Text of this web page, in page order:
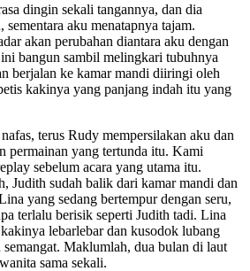
dingin sekali tangannya, dan dia
aku menatapnya tajam.
akan perubahan diantara aku dengan
bangun sambil melingkari tubuhnya
berjalan ke kamar mandi diiringi oleh
kakinya yang panjang indah itu yang
terus Rudy mempersilakan aku dan
permainan yang tertunda itu. Kami
sebelum acara yang utama itu.
Judith sudah balik dari kamar mandi dan
yang sedang bertempur dengan seru,
terlalu berisik seperti Judith tadi. Lina
lebarlebar dan kusodok lubang
Maklumlah, dua bulan di laut
sama sekali.